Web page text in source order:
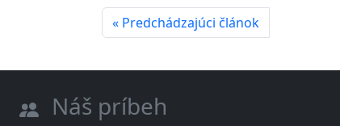
« Predchádzajúci článok
Náš príbeh